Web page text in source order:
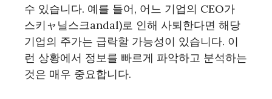
수 있습니다. 예를 들어, 어느 기업의 CEO가
스키ャ닐스크andal)로 인해 사퇴한다면 해당
기업의 주가는 급락할 가능성이 있습니다. 이
런 상황에서 정보를 빠르게 파악하고 분석하는
것은 매우 중요합니다.